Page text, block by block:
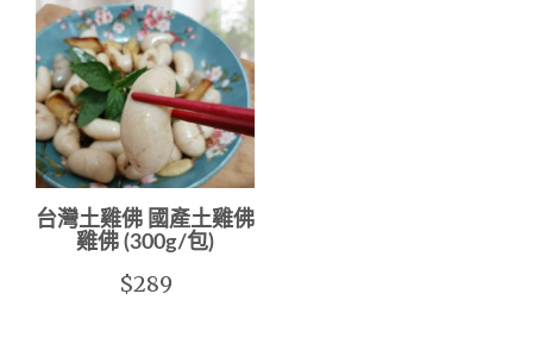
台灣土雞佛 國產土雞佛
雞佛 (300g/包)
$289